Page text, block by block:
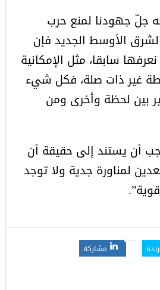
جلّ جهودنا لمنع حرب
الأوسط الجديد فإن
سابقا، مثل الإمكانية
غير ذات صلة، فكل شيء
بين لحظة وأخرى ومن
أن يستند إلى حقيقة أن
لمناورة جدية ولا توجد
مشاركة